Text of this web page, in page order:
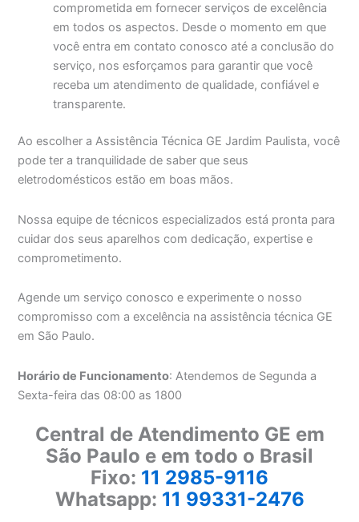
comprometida em fornecer serviços de excelência
em todos os aspectos. Desde o momento em que
você entra em contato conosco até a conclusão do
serviço, nos esforçamos para garantir que você
receba um atendimento de qualidade, confiável e
transparente.
Ao escolher a Assistência Técnica GE Jardim Paulista, você
pode ter a tranquilidade de saber que seus
eletrodomésticos estão em boas mãos.
Nossa equipe de técnicos especializados está pronta para
cuidar dos seus aparelhos com dedicação, expertise e
comprometimento.
Agende um serviço conosco e experimente o nosso
compromisso com a excelência na assistência técnica GE
em São Paulo.
Horário de Funcionamento: Atendemos de Segunda a
Sexta-feira das 08:00 as 1800
Central de Atendimento GE em
São Paulo e em todo o Brasil
Fixo: 11 2985-9116
Whatsapp: 11 99331-2476